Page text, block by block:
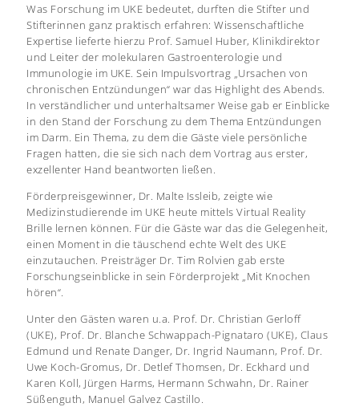
Was Forschung im UKE bedeutet, durften die Stifter und
Stifterinnen ganz praktisch erfahren: Wissenschaftliche
Expertise lieferte hierzu Prof. Samuel Huber, Klinikdirektor
und Leiter der molekularen Gastroenterologie und
Immunologie im UKE. Sein Impulsvortrag „Ursachen von
chronischen Entzündungen“ war das Highlight des Abends.
In verständlicher und unterhaltsamer Weise gab er Einblicke
in den Stand der Forschung zu dem Thema Entzündungen
im Darm. Ein Thema, zu dem die Gäste viele persönliche
Fragen hatten, die sie sich nach dem Vortrag aus erster,
exzellenter Hand beantworten ließen.
Förderpreisgewinner, Dr. Malte Issleib, zeigte wie
Medizinstudierende im UKE heute mittels Virtual Reality
Brille lernen können. Für die Gäste war das die Gelegenheit,
einen Moment in die täuschend echte Welt des UKE
einzutauchen. Preisträger Dr. Tim Rolvien gab erste
Forschungseinblicke in sein Förderprojekt „Mit Knochen
hören“.
Unter den Gästen waren u.a. Prof. Dr. Christian Gerloff
(UKE), Prof. Dr. Blanche Schwappach-Pignataro (UKE), Claus
Edmund und Renate Danger, Dr. Ingrid Naumann, Prof. Dr.
Uwe Koch-Gromus, Dr. Detlef Thomsen, Dr. Eckhard und
Karen Koll, Jürgen Harms, Hermann Schwahn, Dr. Rainer
Süßenguth, Manuel Galvez Castillo.